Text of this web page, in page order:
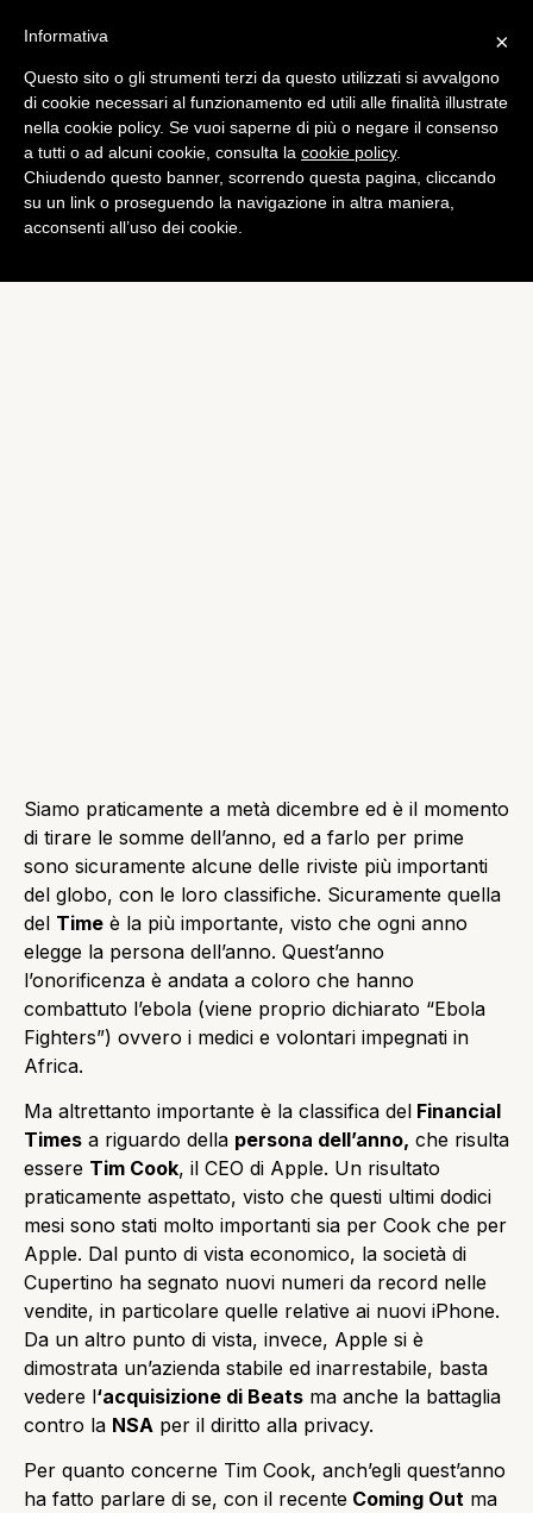
Tech
Tim Cook persona dell’anno
secondo il Financial Times
di Piermanuele Sberni
Siamo praticamente a metà dicembre ed è il momento
di tirare le somme dell’anno, ed a farlo per prime
sono sicuramente alcune delle riviste più importanti
del globo, con le loro classifiche. Sicuramente quella
del Time è la più importante, visto che ogni anno
elegge la persona dell’anno. Quest’anno
l’onorificenza è andata a coloro che hanno
combattuto l’ebola (viene proprio dichiarato “Ebola
Fighters”) ovvero i medici e volontari impegnati in
Africa.
Ma altrettanto importante è la classifica del Financial
Times a riguardo della persona dell’anno, che risulta
essere Tim Cook, il CEO di Apple. Un risultato
praticamente aspettato, visto che questi ultimi dodici
mesi sono stati molto importanti sia per Cook che per
Apple. Dal punto di vista economico, la società di
Cupertino ha segnato nuovi numeri da record nelle
vendite, in particolare quelle relative ai nuovi iPhone.
Da un altro punto di vista, invece, Apple si è
dimostrata un’azienda stabile ed inarrestabile, basta
vedere l‘acquisizione di Beats ma anche la battaglia
contro la NSA per il diritto alla privacy.
Per quanto concerne Tim Cook, anch’egli quest’anno
ha fatto parlare di se, con il recente Coming Out ma
×
Informativa
Questo sito o gli strumenti terzi da questo utilizzati si avvalgono
di cookie necessari al funzionamento ed utili alle finalità illustrate
nella cookie policy. Se vuoi saperne di più o negare il consenso
a tutti o ad alcuni cookie, consulta la cookie policy.
Chiudendo questo banner, scorrendo questa pagina, cliccando
su un link o proseguendo la navigazione in altra maniera,
acconsenti all’uso dei cookie.